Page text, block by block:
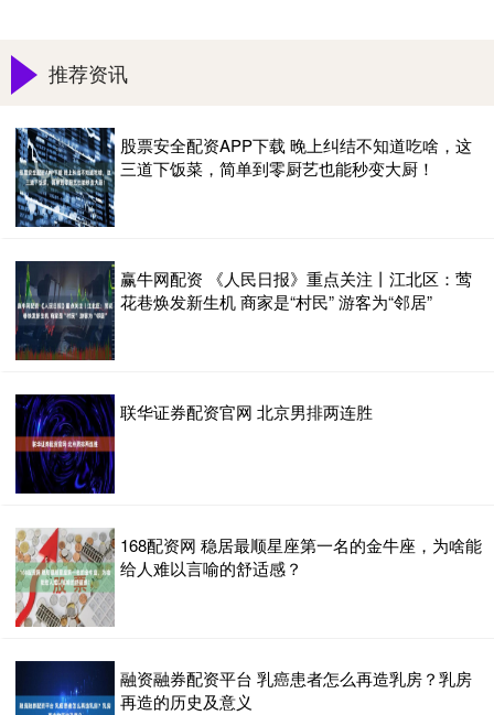
推荐资讯
股票安全配资APP下载 晚上纠结不知道吃啥，这
三道下饭菜，简单到零厨艺也能秒变大厨！
赢牛网配资 《人民日报》重点关注丨江北区：莺
花巷焕发新生机 商家是“村民” 游客为“邻居”
联华证券配资官网 北京男排两连胜
168配资网 稳居最顺星座第一名的金牛座，为啥能
给人难以言喻的舒适感？
融资融券配资平台 乳癌患者怎么再造乳房？乳房
再造的历史及意义